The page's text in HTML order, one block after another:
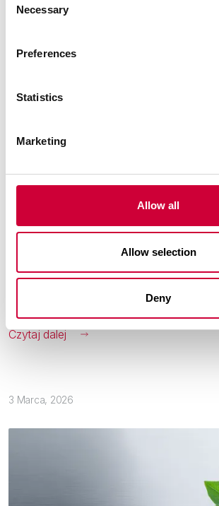
Selection
Necessary
Preferences
Statistics
Marketing
Allow all
Allow selection
Deny
Otwarta Przestrzeń Architektury.
Czytaj dalej
3 Marca, 2026